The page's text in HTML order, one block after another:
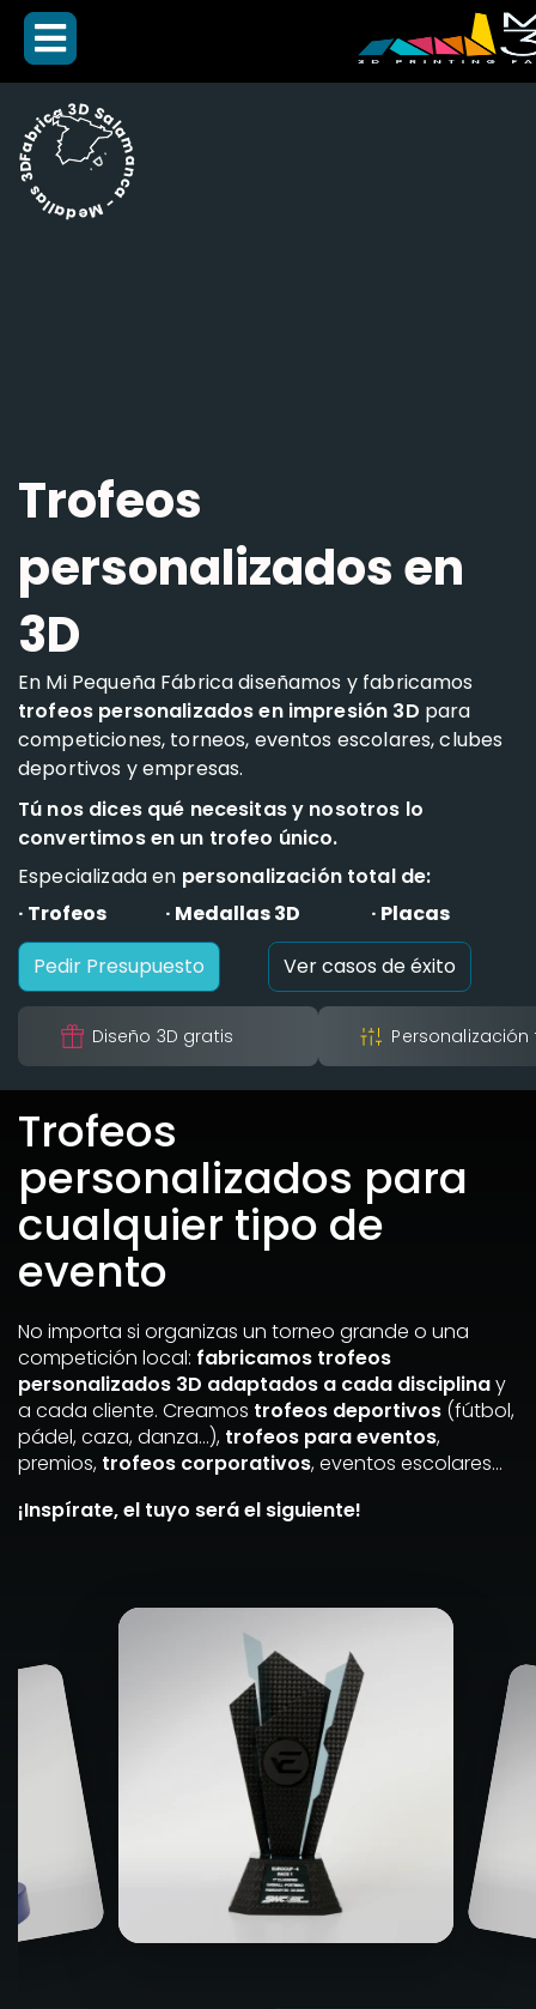
Fabrica 3D Salamanca - Medallas 3D -
Trofeos
personalizados en
3D
En Mi Pequeña Fábrica diseñamos y fabricamos
trofeos personalizados en impresión 3D para
competiciones, torneos, eventos escolares, clubes
deportivos y empresas.
Tú nos dices qué necesitas y nosotros lo
convertimos en un trofeo único.
Especializada en personalización total de:
· Trofeos
· Medallas 3D
· Placas
Pedir Presupuesto
Ver casos de éxito
Diseño 3D gratis
Trofeos
personalizados para
cualquier tipo de
evento
No importa si organizas un torneo grande o una
competición local: fabricamos trofeos
personalizados 3D adaptados a cada disciplinay
a cada cliente. Creamos trofeos deportivos (fútbol,
pádel, caza, danza…), trofeos para eventos,
premios, trofeos corporativos, eventos escolares…
¡Inspírate, el tuyo será el siguiente!